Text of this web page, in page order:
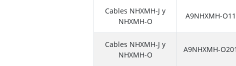
Cables NHXMH-J y
NHXMH-O
A9NHXMH-
Cables NHXMH-J y
NHXMH-O
A9NHXMH-